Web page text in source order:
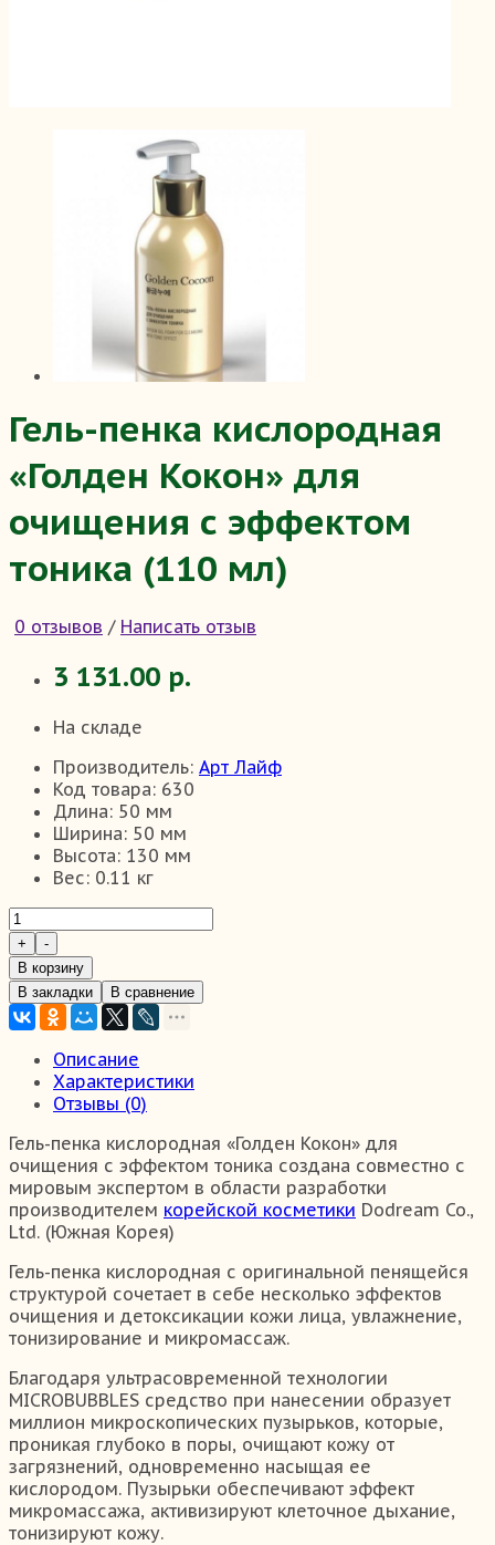
Гель-пенка кислородная
«Голден Кокон» для
очищения с эффектом
тоника (110 мл)
0 отзывов / Написать отзыв
3 131.00 р.
На складе
Производитель: Арт Лайф
Код товара: 630
Длина: 50 мм
Ширина: 50 мм
Высота: 130 мм
Вес: 0.11 кг
В корзину
В закладки
В сравнение
Описание
Характеристики
Отзывы (0)
Гель-пенка кислородная «Голден Кокон» для
очищения с эффектом тоника создана совместно с
мировым экспертом в области разработки
производителем корейской косметики Dodream Co.,
Ltd. (Южная Корея)
Гель-пенка кислородная с оригинальной пенящейся
структурой сочетает в себе несколько эффектов
очищения и детоксикации кожи лица, увлажнение,
тонизирование и микромассаж.
Благодаря ультрасовременной технологии
MICROBUBBLES средство при нанесении образует
миллион микроскопических пузырьков, которые,
проникая глубоко в поры, очищают кожу от
загрязнений, одновременно насыщая ее
кислородом. Пузырьки обеспечивают эффект
микромассажа, активизируют клеточное дыхание,
тонизируют кожу.